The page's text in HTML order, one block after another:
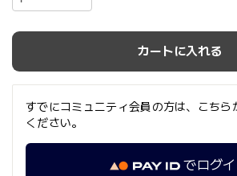
カートに入れる
すでにコミュニティ会員の方は、こちら
ください。
でログ